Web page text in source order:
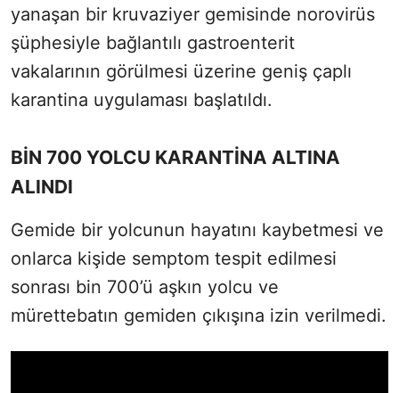
yanaşan bir kruvaziyer gemisinde norovirüs
şüphesiyle bağlantılı gastroenterit
vakalarının görülmesi üzerine geniş çaplı
karantina uygulaması başlatıldı.
BİN 700 YOLCU KARANTİNA ALTINA
ALINDI
Gemide bir yolcunun hayatını kaybetmesi ve
onlarca kişide semptom tespit edilmesi
sonrası bin 700’ü aşkın yolcu ve
mürettebatın gemiden çıkışına izin verilmedi.